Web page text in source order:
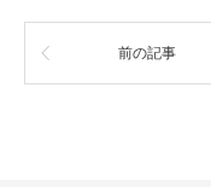
前の記事